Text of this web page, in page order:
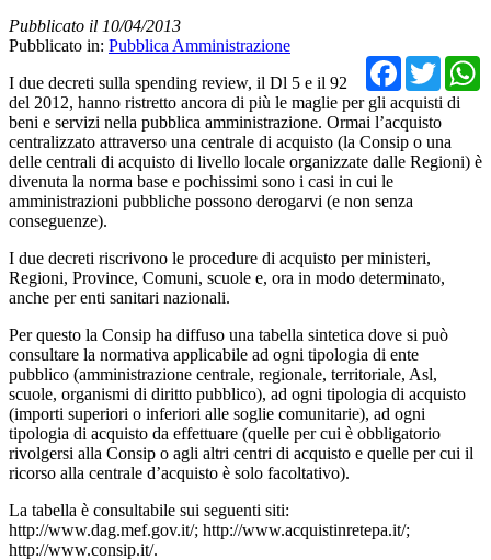
Pubblicato il 10/04/2013
Pubblicato in: Pubblica Amministrazione
I due decreti sulla spending review, il Dl 5 e il 92
del 2012, hanno ristretto ancora di più le maglie per gli acquisti di
beni e servizi nella pubblica amministrazione. Ormai l’acquisto
centralizzato attraverso una centrale di acquisto (la Consip o una
delle centrali di acquisto di livello locale organizzate dalle Regioni) è
divenuta la norma base e pochissimi sono i casi in cui le
amministrazioni pubbliche possono derogarvi (e non senza
conseguenze).
I due decreti riscrivono le procedure di acquisto per ministeri,
Regioni, Province, Comuni, scuole e, ora in modo determinato,
anche per enti sanitari nazionali.
Per questo la Consip ha diffuso una tabella sintetica dove si può
consultare la normativa applicabile ad ogni tipologia di ente
pubblico (amministrazione centrale, regionale, territoriale, Asl,
scuole, organismi di diritto pubblico), ad ogni tipologia di acquisto
(importi superiori o inferiori alle soglie comunitarie), ad ogni
tipologia di acquisto da effettuare (quelle per cui è obbligatorio
rivolgersi alla Consip o agli altri centri di acquisto e quelle per cui il
ricorso alla centrale d’acquisto è solo facoltativo).
La tabella è consultabile sui seguenti siti:
http://www.dag.mef.gov.it/; http://www.acquistinretepa.it/;
http://www.consip.it/.